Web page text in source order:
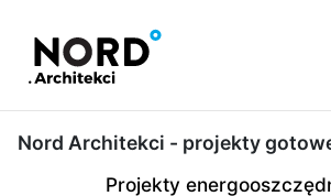
Nord Architekci - projekty
Projekty